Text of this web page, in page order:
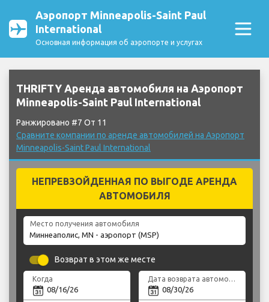
Аэропорт Minneapolis-Saint Paul
International
Основная информация об аэропорте и услугах
THRIFTY Аренда автомобиля на Аэропорт
Minneapolis-Saint Paul International
Ранжировано #7 От 11
Сравните компании по аренде автомобилей на Аэропорт
Minneapolis-Saint Paul International
НЕПРЕВЗОЙДЕННАЯ ПО ВЫГОДЕ АРЕНДА
АВТОМОБИЛЯ
Место получения автомобиля
Возврат в этом же месте
Когда Дата возврата автомобиля